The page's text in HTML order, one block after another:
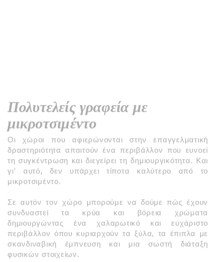
Πολυτελείς γραφεία με
μικροτσιμέντο
Οι χώροι που αφιερώνονται στην επαγγελματική
δραστηριότητα απαιτούν ένα περιβάλλον που ευνοεί
τη συγκέντρωση και διεγείρει τη δημιουργικότητα. Και
γι' αυτό, δεν υπάρχει τίποτα καλύτερο από το
μικροτσιμέντο.
Σε αυτόν τον χώρο μπορούμε να δούμε πώς έχουν
συνδυαστεί τα κρύα και βόρεια χρώματα
δημιουργώντας ένα χαλαρωτικό και ευχάριστο
περιβάλλον όπου κυριαρχούν τα ξύλα, τα έπιπλα με
σκανδιναβική έμπνευση και μια σωστή διάταξη
φυσικών στοιχείων.